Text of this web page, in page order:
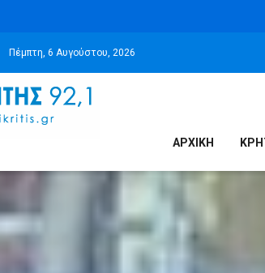
Πέμπτη, 6 Αυγούστου, 2026
ΑΡΧΙΚΉ